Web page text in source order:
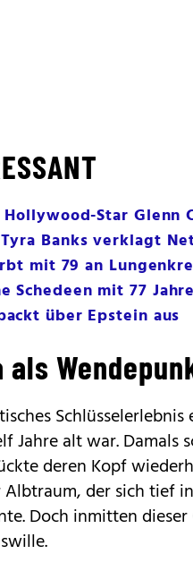
Star Glenn
Banks verklagt
mit 79 an
Schedeen mit 77
über Epstein aus
als
Jahre alt war.
deren Kopf
der sich tief
Doch inmitten